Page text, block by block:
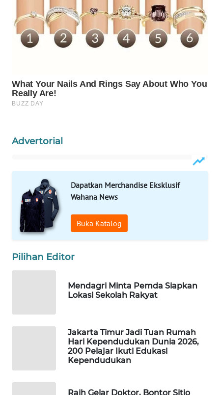
Advertorial
Dapatkan Merchandise Eksklusif
Wahana News
Buka Katalog
Pilihan Editor
Mendagri Minta Pemda Siapkan
Lokasi Sekolah Rakyat
Jakarta Timur Jadi Tuan Rumah
Hari Kependudukan Dunia 2026,
200 Pelajar Ikuti Edukasi
Kependudukan
Raih Gelar Doktor, Bontor Sitio
TRAVEL
WAHANA
WAHANANEWS
ID
WAHANA
SPORT
WAHANA
UMKM
WAHANA
SELEB
WAHANA